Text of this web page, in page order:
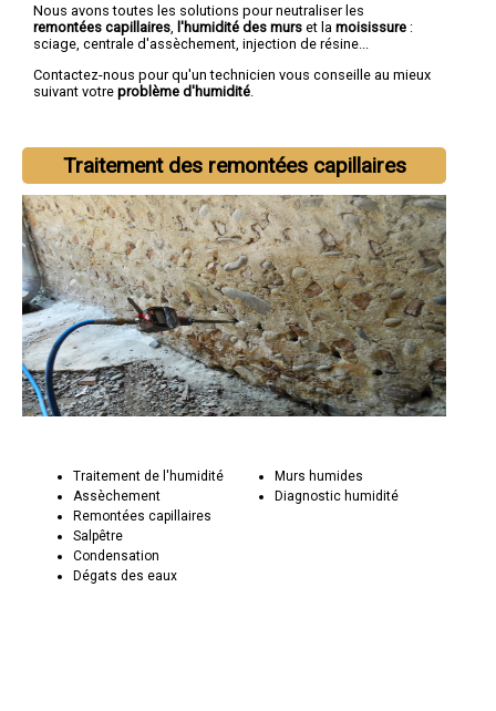
Nous avons toutes les solutions pour neutraliser les
remontées capillaires l'humidité des murs et la moisissure :
sciage, centrale d'assèchement, injection de résine...
Contactez-nous pour qu'un technicien vous conseille au mieux
suivant votre problème d'humidité
Traitement des remontées capillaires
Traitement de l'humidité
Assèchement
Remontées capillaires
Salpêtre
Condensation
Dégats des eaux
Murs humides
Diagnostic humidité